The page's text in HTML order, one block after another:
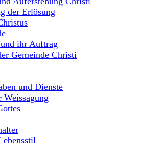
der Erlösung
ihr Auftrag
Gemeinde Christi
und Dienste
Weissagung